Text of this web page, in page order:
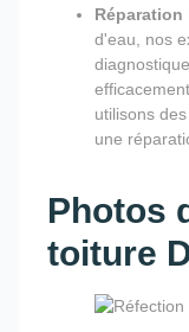
d'eau, nos
utilisons
une
Photos
toiture